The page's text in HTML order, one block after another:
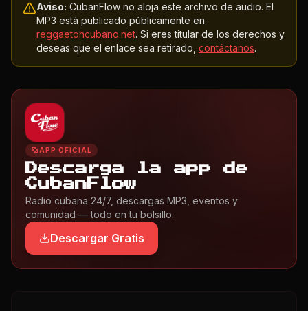
Aviso: CubanFlow no aloja este archivo de audio. El
MP3 está publicado públicamente en
reggaetoncubano.net. Si eres titular de los derechos y
deseas que el enlace sea retirado, contáctanos.
APP OFICIAL
Descarga la app de
CubanFlow
Radio cubana 24/7, descargas MP3, eventos y
comunidad — todo en tu bolsillo.
Descargar Gratis